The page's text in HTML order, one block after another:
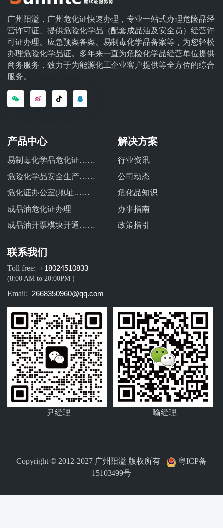
广州阳溢，广州危化证快速办理，专业一站式办理危险品经
营许可证、提供危险化学品（配套成品油及安全员）经营许
可证办理、应急预案备案、易制毒化学品备案等，为您轻松
办理危险化学品证。多年来一直为危险化学品经营单位提供
商务服务，致力于为能源化工企业客户提供等全方位的综合
服务。
产品中心
易制毒化学品危化证……
危险化学品安全生产……
危化证办公室(地址……
成品油危化证办理
成品油开票模块开通……
解决方案
行业资讯
公司动态
危化品知识
办事指南
政策指引
联系我们
Toll free: +18024510833
(8:00 AM to 20:00PM )
Email: 2668350960@qq.com
尹经理 喻经理
Copyright © 2012-2027 广州阳溢 版权所有
粤ICP备
15103499号